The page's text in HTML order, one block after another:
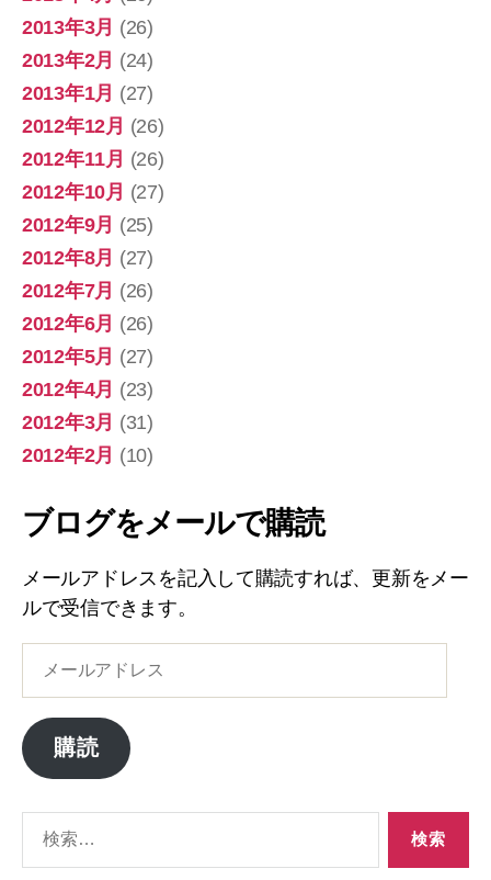
2013年3月 (26)
2013年2月 (24)
2013年1月 (27)
2012年12月 (26)
2012年11月 (26)
2012年10月 (27)
2012年9月 (25)
2012年8月 (27)
2012年7月 (26)
2012年6月 (26)
2012年5月 (27)
2012年4月 (23)
2012年3月 (31)
2012年2月 (10)
ブログをメールで購読
メールアドレスを記入して購読すれば、更新をメー
ルで受信できます。
ア
ド
ス
購読